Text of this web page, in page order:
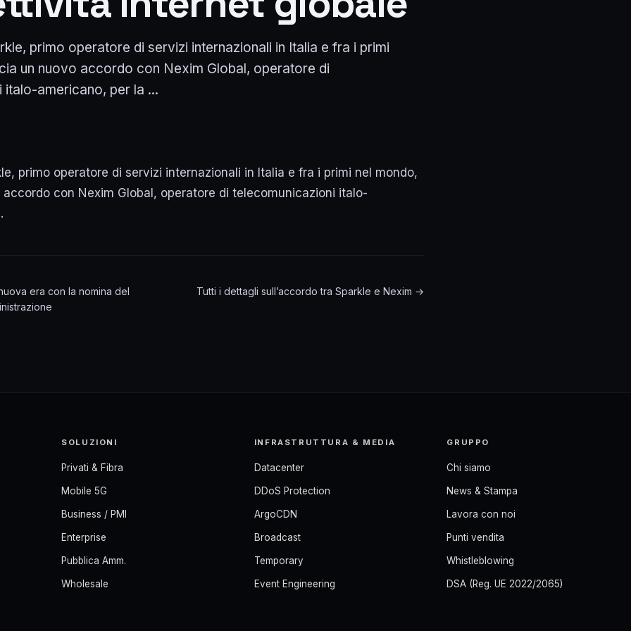
primo operatore di servizi internazionali in Italia e fra i primi
un nuovo accordo con Nexim Global, operatore di
italo-americano, per la ...
primo operatore di servizi internazionali in Italia e fra i primi nel mondo,
con Nexim Global, operatore di telecomunicazioni italo-
era con la nomina del
Tutti i dettagli sull’accordo tra Sparkle e Nexim →
SOLUZIONI
Privati & Fibra
Mobile 5G
Business / PMI
Enterprise
Pubblica Amm.
Wholesale
INFRASTRUTTURA & MEDIA
Datacenter
DDoS Protection
ArgoCDN
Broadcast
Temporary
Event Engineering
GRUPPO
Chi siamo
News & Stampa
Lavora con noi
Punti vendita
Whistleblowing
DSA (Reg. UE 2022/2065)